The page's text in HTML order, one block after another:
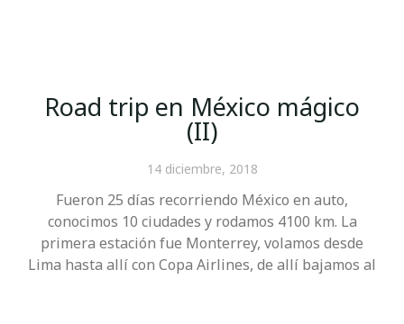
Road trip en México mágico
(II)
14 diciembre, 2018
Fueron 25 días recorriendo México en auto,
conocimos 10 ciudades y rodamos 4100 km. La
primera estación fue Monterrey, volamos desde
Lima hasta allí con Copa Airlines, de allí bajamos al